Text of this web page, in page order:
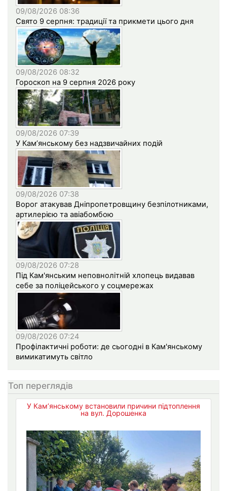
09/08/2026 08:36
Свято 9 серпня: традиції та прикмети цього дня
09/08/2026 08:32
Гороскоп на 9 серпня 2026 року
09/08/2026 07:39
У Кам’янському без надзвичайних подій
09/08/2026 07:38
Ворог атакував Дніпропетровщину безпілотниками,
артилерією та авіабомбою
09/08/2026 07:28
Під Кам'янським неповнолітній хлопець видавав
себе за поліцейського у соцмережах
09/08/2026 07:24
Профілактичні роботи: де сьогодні в Кам'янському
вимикатимуть світло
Топ переглядів
У Кам’янському встановили причини підтоплення
на вул. Дорошенка